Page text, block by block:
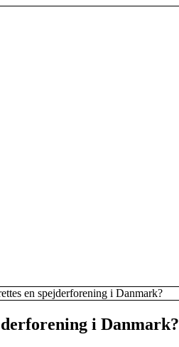
en spejderforening i Danmark?
i Danmark?